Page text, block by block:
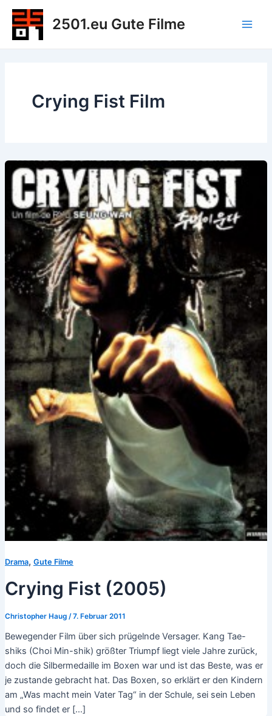
Zum
Inhalt
springen
2501.eu Gute Filme
Crying Fist Film
Drama, Gute Filme
Crying Fist (2005)
Christopher Haug /7. Februar 2011
Bewegender Film über sich prügelnde Versager. Kang Tae-
shiks (Choi Min-shik) größter Triumpf liegt viele Jahre zurück,
doch die Silbermedaille im Boxen war und ist das Beste, was er
je zustande gebracht hat. Das Boxen, so erklärt er den Kindern
am „Was macht mein Vater Tag“ in der Schule, sei sein Leben
und so findet er […]